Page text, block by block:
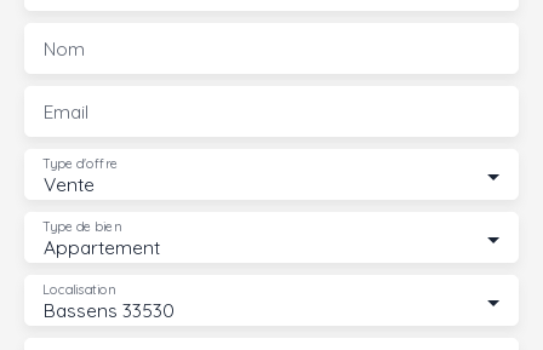
Nom
Email
Vente
Type d'offre
Appartement
Type de bien
Bassens 33530
Localisation